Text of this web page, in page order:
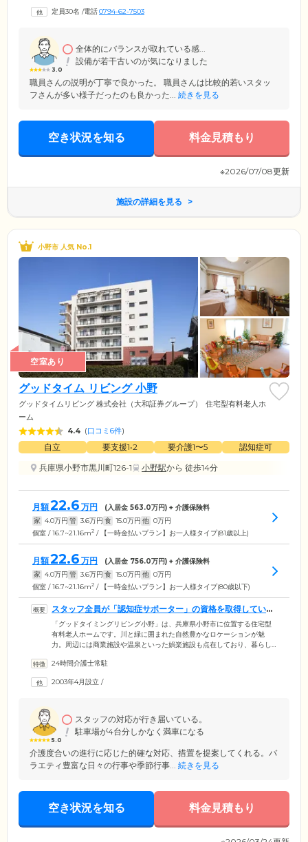
付けます。また、来客対応や宅配便の取次ぎといった生活支援サービス
定員30名 /電話0794-62-7503
3.0
全体的にバランスが取れている感...
設備が若干古いのが気になりました
職員さんの説明が丁寧で良かった。 職員さんは比較的若いスタッ
フさんが多い様子だったのも良かった... 続きを見る
空き状況を知る 料金見積もり
※2026/07/08更新
施設の詳細を見る
小野市 人気 No.1
空室あり
グッドタイム リビング 小野
グッドタイムリビング 株式会社（大和証券グループ）
住宅型有料老人ホ
ーム
4.4 (口コミ6件)
自立 要支援1•2 要介護1〜5
認知症可
兵庫県小野市黒川町126-1
小野駅から 徒歩14分
月額22.6 万円 (入居金 563.0万円) + 介護保険料
家 4.0万円 管 3.6万円 食 15.0万円 他 0万円
個室 / 16.7~21.16m2 / 【一時金払いプラン】お一人様タイプ(81歳以上)
月額22.6 万円 (入居金 756.0万円) + 介護保険料
家 4.0万円 管 3.6万円 食 15.0万円 他 0万円
個室 / 16.7~21.16m2 / 【一時金払いプラン】お一人様タイプ(80歳以下)
スタッフ全員が「認知症サポーター」の資格を取得していま
す「グッドタイミングリビング小野」は、兵庫県小野市に位置する住宅型
有料老人ホームです。川と緑に囲まれた自然豊かなロケーションが魅
力。周辺には商業施設や温泉といった娯楽施設も点在しており、暮らし
様の日常生活をきめ細やかにお手伝いしていますので、ぜひお気軽にお
ポーター」の資格を取得しています。さらに、協力医療機関との密な連
24時間介護士常駐
2003年4月設立 /
5.0
スタッフの対応が行き届いている。
駐車場が4台分しかなく満車になる
介護度合いの進行に応じた的確な対応、措置を提案してくれる。バ
ラエティ豊富な日々の行事や季節行事... 続きを見る
空き状況を知る 料金見積もり